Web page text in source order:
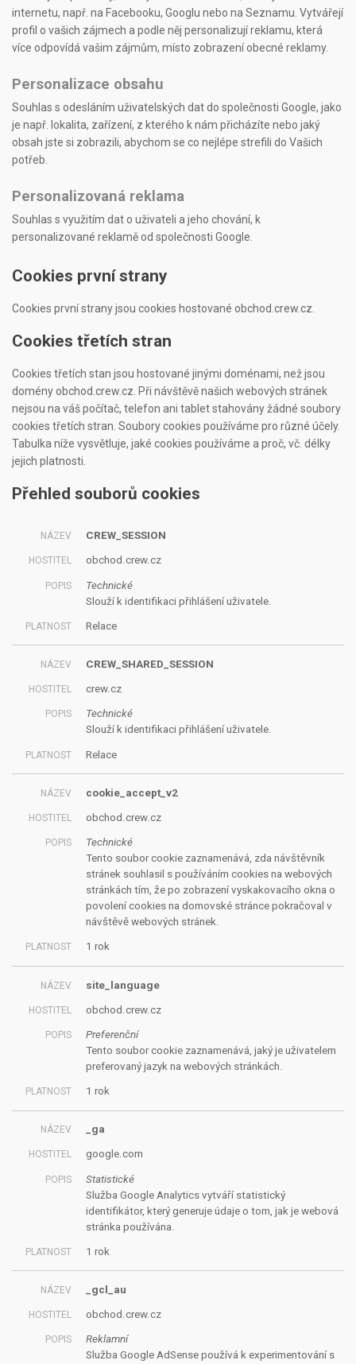
internetu, např. na Facebooku, Googlu nebo na Seznamu. Vytvářejí
profil o vašich zájmech a podle něj personalizují reklamu, která
více odpovídá vašim zájmům, místo zobrazení obecné reklamy.
Personalizace obsahu
Souhlas s odesláním uživatelských dat do společnosti Google, jako
je např. lokalita, zařízení, z kterého k nám přicházíte nebo jaký
obsah jste si zobrazili, abychom se co nejlépe strefili do Vašich
potřeb.
Personalizovaná reklama
Souhlas s využitím dat o uživateli a jeho chování, k
personalizované reklamě od společnosti Google.
Cookies první strany
Cookies první strany jsou cookies hostované obchod.crew.cz.
Cookies třetích stran
Cookies třetích stan jsou hostované jinými doménami, než jsou
domény obchod.crew.cz. Při návštěvě našich webových stránek
nejsou na váš počítač, telefon ani tablet stahovány žádné soubory
cookies třetích stran. Soubory cookies používáme pro různé účely.
Tabulka níže vysvětluje, jaké cookies používáme a proč, vč. délky
jejich platnosti.
Přehled souborů cookies
CREW_SESSION
obchod.crew.cz
Technické
Slouží k identifikaci přihlášení uživatele.
Relace
CREW_SHARED_SESSION
crew.cz
Technické
Slouží k identifikaci přihlášení uživatele.
Relace
cookie_accept_v2
obchod.crew.cz
Technické
Tento soubor cookie zaznamenává, zda návštěvník
stránek souhlasil s používáním cookies na webových
stránkách tím, že po zobrazení vyskakovacího okna o
povolení cookies na domovské stránce pokračoval v
návštěvě webových stránek.
1 rok
site_language
obchod.crew.cz
Preferenční
Tento soubor cookie zaznamenává, jaký je uživatelem
preferovaný jazyk na webových stránkách.
1 rok
_ga
google.com
Statistické
Služba Google Analytics vytváří statistický
identifikátor, který generuje údaje o tom, jak je webová
stránka používána.
1 rok
_gcl_au
obchod.crew.cz
Reklamní
Služba Google AdSense používá k experimentování s